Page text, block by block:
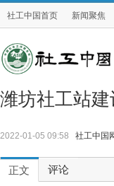
社工中国首页 新闻聚焦
潍坊社工站
2022-01-05 09:58 社工中国
正文 评论